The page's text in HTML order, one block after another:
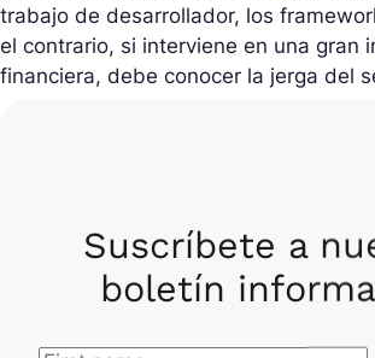
trabajo de desarrollador, los
el contrario, si interviene en una gran
financiera, debe conocer la jerga del
¿Cuáles son las
coach Agile?
Suscríbete a
boletín